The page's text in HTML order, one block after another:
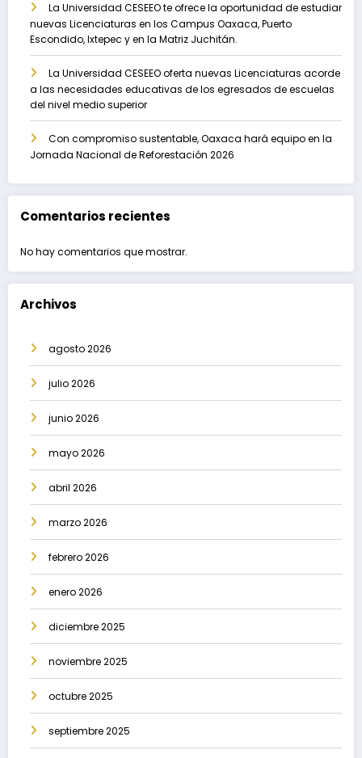
La Universidad CESEEO te ofrece la oportunidad de estudiar
nuevas Licenciaturas en los Campus Oaxaca, Puerto
Escondido, Ixtepec y en la Matriz Juchitán.
La Universidad CESEEO oferta nuevas Licenciaturas acorde
a las necesidades educativas de los egresados de escuelas
del nivel medio superior
Con compromiso sustentable, Oaxaca hará equipo en la
Jornada Nacional de Reforestación 2026
Comentarios recientes
No hay comentarios que mostrar.
Archivos
agosto 2026
julio 2026
junio 2026
mayo 2026
abril 2026
marzo 2026
febrero 2026
enero 2026
diciembre 2025
noviembre 2025
octubre 2025
septiembre 2025